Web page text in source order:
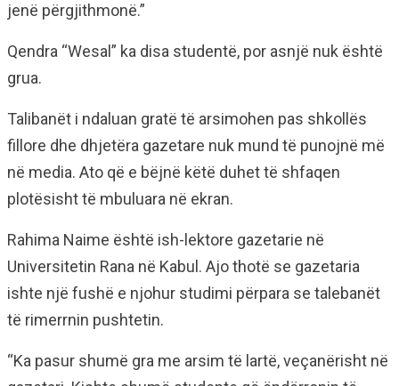
jenë përgjithmonë.”
Qendra “Wesal” ka disa studentë, por asnjë nuk është
grua.
Talibanët i ndaluan gratë të arsimohen pas shkollës
fillore dhe dhjetëra gazetare nuk mund të punojnë më
në media. Ato që e bëjnë këtë duhet të shfaqen
plotësisht të mbuluara në ekran.
Rahima Naime është ish-lektore gazetarie në
Universitetin Rana në Kabul. Ajo thotë se gazetaria
ishte një fushë e njohur studimi përpara se talebanët
të rimerrnin pushtetin.
“Ka pasur shumë gra me arsim të lartë, veçanërisht në